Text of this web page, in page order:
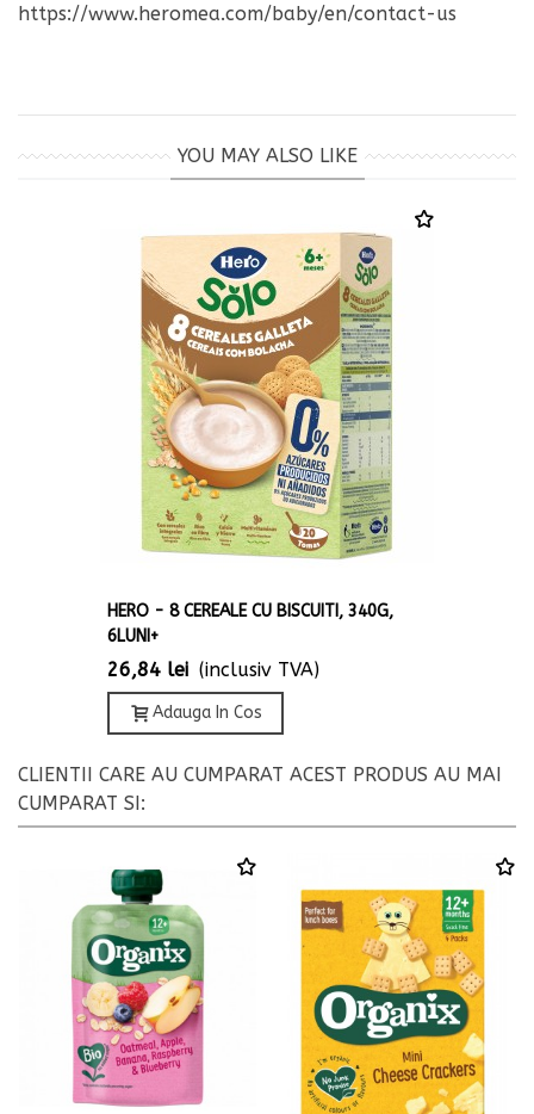
https://www.heromea.com/baby/en/contact-us
YOU MAY ALSO LIKE
HERO - 8 CEREALE CU BISCUITI, 340G,
6LUNI+
26,84 lei (inclusiv TVA)
Adauga In Cos
CLIENTII CARE AU CUMPARAT ACEST PRODUS AU MAI
CUMPARAT SI: